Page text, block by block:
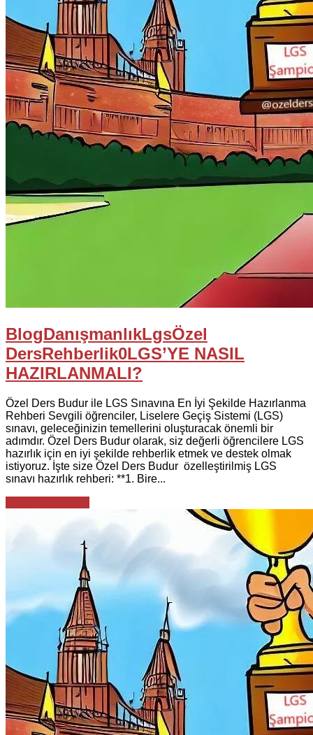
BlogDanışmanlıkLgsÖzel
DersRehberlik0LGS’YE NASIL
HAZIRLANMALI?
Özel Ders Budur ile LGS Sınavına En İyi Şekilde Hazırlanma
Rehberi Sevgili öğrenciler, Liselere Geçiş Sistemi (LGS)
sınavı, geleceğinizin temellerini oluşturacak önemli bir
adımdır. Özel Ders Budur olarak, siz değerli öğrencilere LGS
hazırlık için en iyi şekilde rehberlik etmek ve destek olmak
istiyoruz. İşte size Özel Ders Budur özelleştirilmiş LGS
sınavı hazırlık rehberi: **1. Bire...